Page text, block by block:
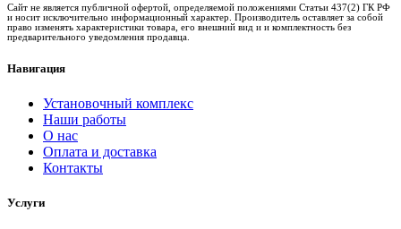
Сайт не является публичной офертой, определяемой положениями Статьи 437(2) ГК РФ
и носит исключительно информационный характер. Производитель оставляет за собой
право изменять характеристики товара, его внешний вид и и комплектность без
предварительного уведомления продавца.
Навигация
Установочный комплекс
Наши работы
О нас
Оплата и доставка
Контакты
Услуги